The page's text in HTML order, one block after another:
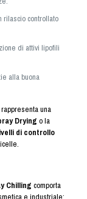
rilascio controllato
di attivi lipofili
alla buona
rappresenta una
Drying o la
di controllo
Chilling comporta